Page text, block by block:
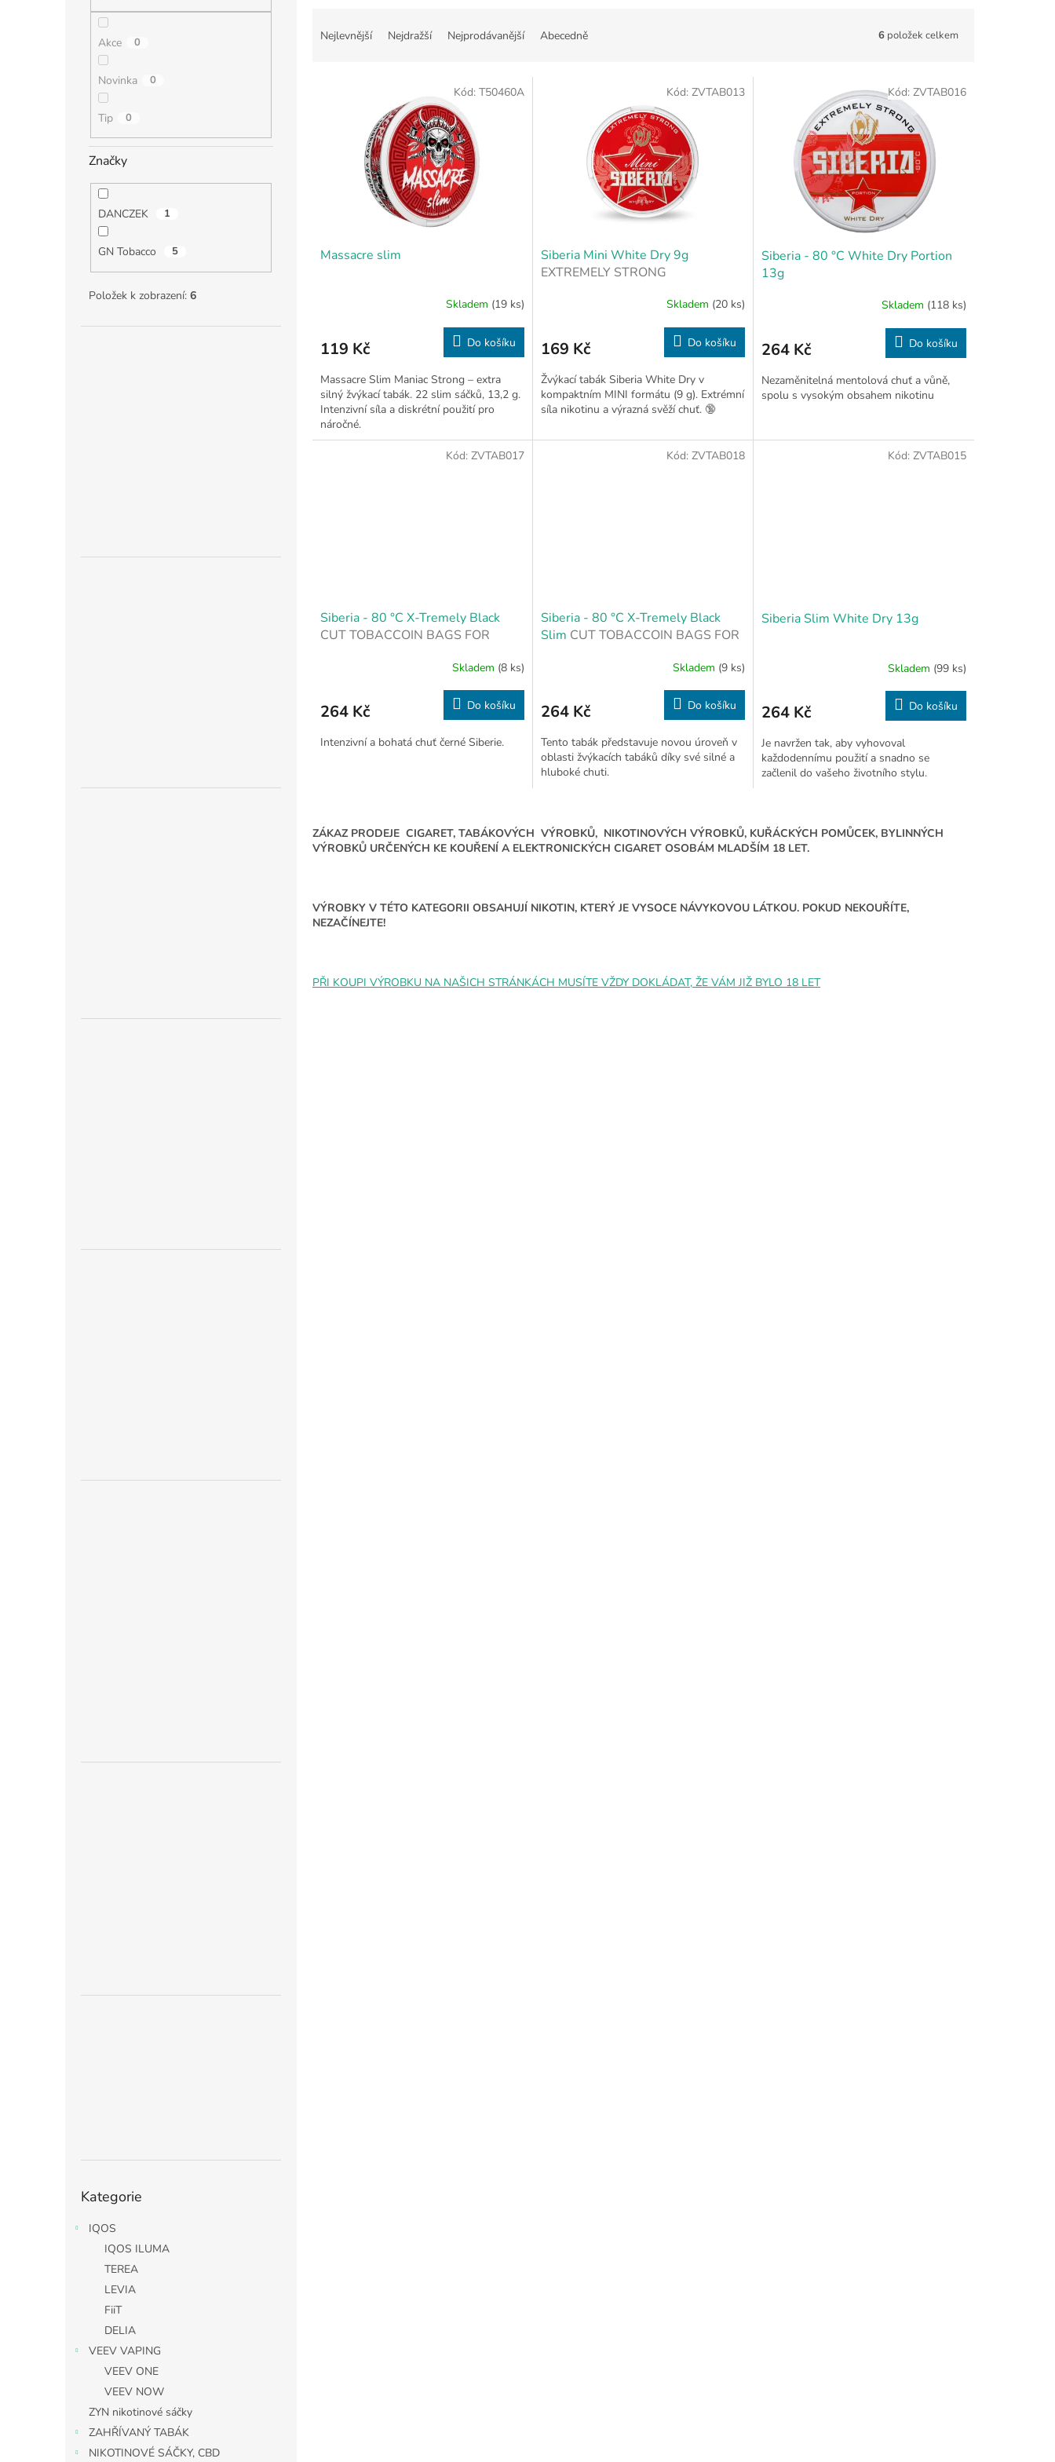
Akce 0
Novinka 0
Tip 0
Značky
DANCZEK 1
GN Tobacco 5
Položek k zobrazení: 6
kategorie
Kategorie
IQOS
IQOS ILUMA
TEREA
LEVIA
FiiT
DELIA
VEEV VAPING
VEEV ONE
VEEV NOW
ZYN nikotinové sáčky
ZAHŘÍVANÝ TABÁK
NIKOTINOVÉ SÁČKY, CBD
Nejlevnější Nejdražší Nejprodávanější Abecedně 6 položek celkem
Massacre slim
Skladem (19 ks)
119 Kč Do košíku
Massacre Slim Maniac Strong – extra
silný žvýkací tabák. 22 slim sáčků, 13,2 g.
Intenzivní síla a diskrétní použití pro
náročné.
Kód: T50460A
Siberia Mini White Dry 9g
EXTREMELY STRONG
Skladem (20 ks)
169 Kč Do košíku
Žvýkací tabák Siberia White Dry v
kompaktním MINI formátu (9 g). Extrémní
síla nikotinu a výrazná svěží chuť. 🔞
Kód: ZVTAB013
Siberia - 80 °C White Dry Portion
13g
Skladem (118 ks)
264 Kč Do košíku
Nezaměnitelná mentolová chuť a vůně,
spolu s vysokým obsahem nikotinu
Kód: ZVTAB016
Siberia - 80 °C X-Tremely Black
CUT TOBACCOIN BAGS FOR
Skladem (8 ks)
264 Kč Do košíku
Intenzivní a bohatá chuť černé Siberie.
Kód: ZVTAB017
Siberia - 80 °C X-Tremely Black
Slim CUT TOBACCOIN BAGS FOR
Skladem (9 ks)
264 Kč Do košíku
Tento tabák představuje novou úroveň v
oblasti žvýkacích tabáků díky své silné a
hluboké chuti.
Kód: ZVTAB018
Siberia Slim White Dry 13g
Skladem (99 ks)
264 Kč Do košíku
Je navržen tak, aby vyhovoval
každodennímu použití a snadno se
začlenil do vašeho životního stylu.
Kód: ZVTAB015
l
á
í
y
ZÁKAZ PRODEJE CIGARET, TABÁKOVÝCH VÝROBKŮ, NIKOTINOVÝCH VÝROBKŮ, KUŘÁCKÝCH POMŮCEK, BYLINNÝCH
VÝROBKŮ URČENÝCH KE KOUŘENÍ A ELEKTRONICKÝCH CIGARET OSOBÁM MLADŠÍM 18 LET.
VÝROBKY V TÉTO KATEGORII OBSAHUJÍ NIKOTIN, KTERÝ JE VYSOCE NÁVYKOVOU LÁTKOU. POKUD NEKOUŘÍTE,
NEZAČÍNEJTE!
PŘI KOUPI VÝROBKU NA NAŠICH STRÁNKÁCH MUSÍTE VŽDY DOKLÁDAT, ŽE VÁM JIŽ BYLO 18 LET